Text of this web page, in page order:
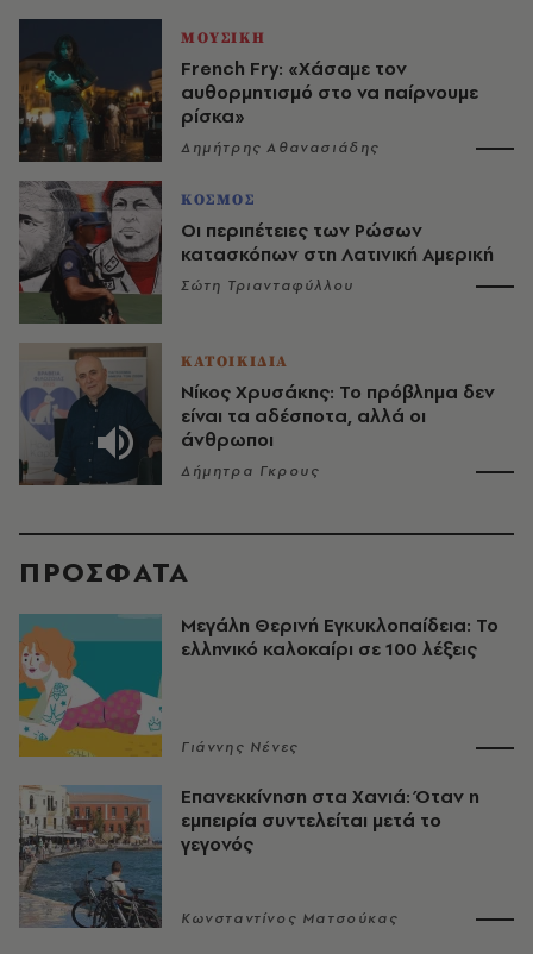
ΜΟΥΣΙΚΗ
French Fry: «Χάσαμε τον
αυθορμητισμό στο να παίρνουμε
ρίσκα»
Δημήτρης Αθανασιάδης
ΚΟΣΜΟΣ
Οι περιπέτειες των Ρώσων
κατασκόπων στη Λατινική Αμερική
Σώτη Τριανταφύλλου
ΚΑΤΟΙΚΙΔΙΑ
Νίκος Χρυσάκης: Το πρόβλημα δεν
είναι τα αδέσποτα, αλλά οι
άνθρωποι
Δήμητρα Γκρους
ΠΡΟΣΦΑΤΑ
Μεγάλη Θερινή Εγκυκλοπαίδεια: Το
ελληνικό καλοκαίρι σε 100 λέξεις
Γιάννης Νένες
Επανεκκίνηση στα Χανιά: Όταν η
εμπειρία συντελείται μετά το
γεγονός
Κωνσταντίνος Ματσούκας